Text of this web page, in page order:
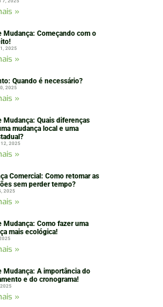
7, 2025
»
Mudança: Começando com o
2025
»
Quando é necessário?
2025
»
Mudança: Quais diferenças
mudança local e uma
2025
»
Comercial: Como retomar as
sem perder tempo?
2025
»
Mudança: Como fazer uma
mais ecológica!
»
Mudança: A importância do
e do cronograma!
»